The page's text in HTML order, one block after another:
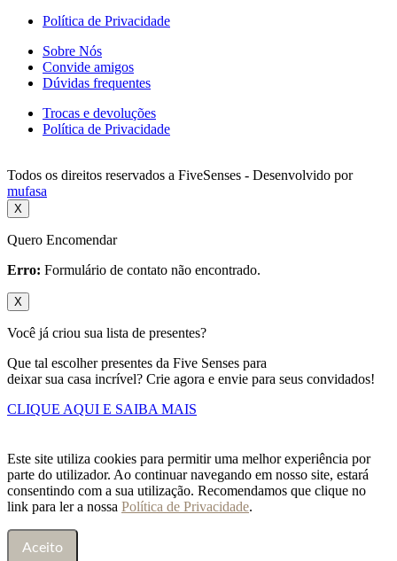
Política de Privacidade
Sobre Nós
Convide amigos
Dúvidas frequentes
Trocas e devoluções
Política de Privacidade
Todos os direitos reservados a FiveSenses - Desenvolvido por
mufasa
X
Quero Encomendar
Erro: Formulário de contato não encontrado.
X
Você já criou sua lista de presentes?
Que tal escolher presentes da Five Senses para
deixar sua casa incrível? Crie agora e envie para seus convidados!
CLIQUE AQUI E SAIBA MAIS
Este site utiliza cookies para permitir uma melhor experiência por
parte do utilizador. Ao continuar navegando em nosso site, estará
consentindo com a sua utilização. Recomendamos que clique no
link para ler a nossa Política de Privacidade.
Aceito